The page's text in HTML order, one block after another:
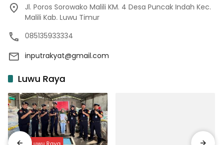
Jl. Poros Sorowako Malili KM. 4 Desa Puncak Indah Kec.
Malili Kab. Luwu Timur
085135933334
inputrakyat@gmail.com
Luwu Raya
Input Luwu Raya